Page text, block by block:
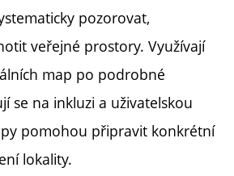
pozorovat,
veřejné prostory. Využívají
map po podrobné
se na inkluzi a uživatelskou
pomohou připravit konkrétní
lokality.